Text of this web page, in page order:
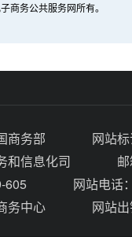
商务公共服务网所有。
商务部
网站
和信息化司
605
网站电话
务中心 网站